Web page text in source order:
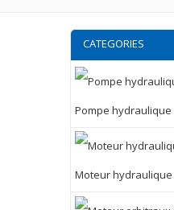
CATEGORIES
Pompe hydraulique
Moteur hydraulique